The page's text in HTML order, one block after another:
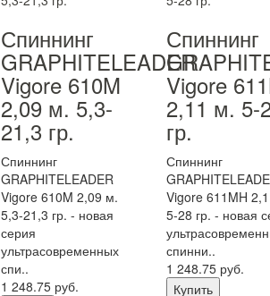
Спиннинг
GRAPHITELEADER
Vigore 610M
2,09 м. 5,3-
21,3 гр.
Спиннинг
GRAPHITELEADER
Vigore 610M 2,09 м.
5,3-21,3 гр. - новая
серия
ультрасовременных
спи..
1 248.75 руб.
Спиннинг
Vigore
2,11 м. 5-
гр.
Спиннинг
Vigore 611MH
5-28 гр. - новая
спинни..
1 248.75 руб.